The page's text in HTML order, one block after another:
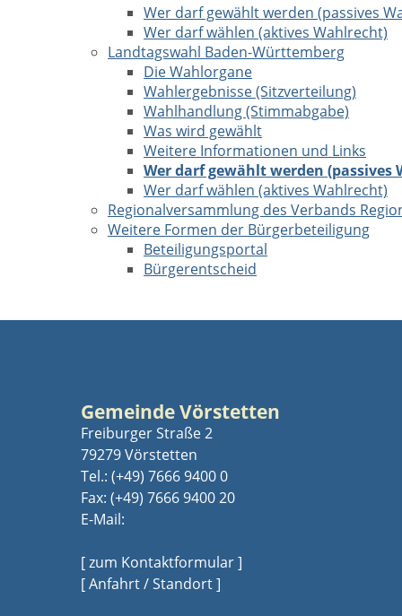
Wer darf gewählt werden (passives
Wer darf wählen (aktives Wahlrecht)
Landtagswahl Baden-Württemberg
Die Wahlorgane
Wahlergebnisse (Sitzverteilung)
Wahlhandlung (Stimmabgabe)
Was wird gewählt
Weitere Informationen und Links
Wer darf gewählt werden (passives
Wer darf wählen (aktives Wahlrecht)
Regionalversammlung des Verbands
Weitere Formen der Bürgerbeteiligung
Beteiligungsportal
Bürgerentscheid
Gemeinde Vörstetten
Freiburger Straße 2
79279 Vörstetten
Tel.: (+49) 7666 9400 0
Fax: (+49) 7666 9400 20
E-Mail:
[ zum Kontaktformular ]
[ Anfahrt / Standort ]